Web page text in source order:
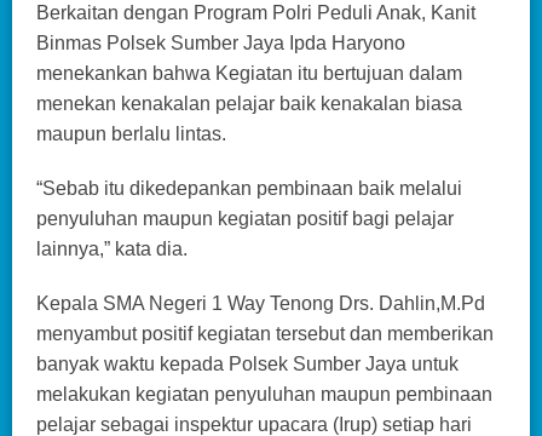
Berkaitan dengan Program Polri Peduli Anak, Kanit
Binmas Polsek Sumber Jaya Ipda Haryono
menekankan bahwa Kegiatan itu bertujuan dalam
menekan kenakalan pelajar baik kenakalan biasa
maupun berlalu lintas.
“Sebab itu dikedepankan pembinaan baik melalui
penyuluhan maupun kegiatan positif bagi pelajar
lainnya,” kata dia.
Kepala SMA Negeri 1 Way Tenong Drs. Dahlin,M.Pd
menyambut positif kegiatan tersebut dan memberikan
banyak waktu kepada Polsek Sumber Jaya untuk
melakukan kegiatan penyuluhan maupun pembinaan
pelajar sebagai inspektur upacara (Irup) setiap hari